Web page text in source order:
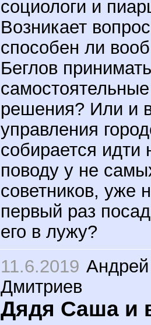
социологи и
Возникает
способен ли
Беглов принимать
самостоятельные
решения? Или и
управления
собирается идти
поводу у не
советников, уже
первый раз
его в лужу?
11.6.2019 Андрей
Дмитриев
Дядя Саша и